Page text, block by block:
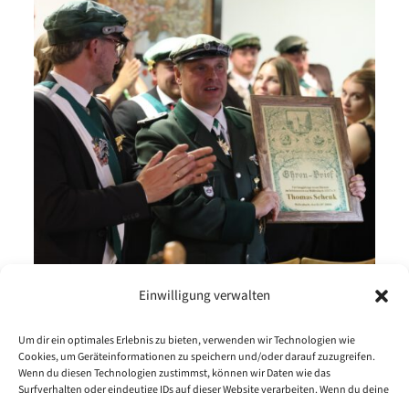
Einwilligung verwalten
Um dir ein optimales Erlebnis zu bieten, verwenden wir Technologien wie
Cookies, um Geräteinformationen zu speichern und/oder darauf zuzugreifen.
Wenn du diesen Technologien zustimmst, können wir Daten wie das
Surfverhalten oder eindeutige IDs auf dieser Website verarbeiten. Wenn du deine
25. JULI 2026